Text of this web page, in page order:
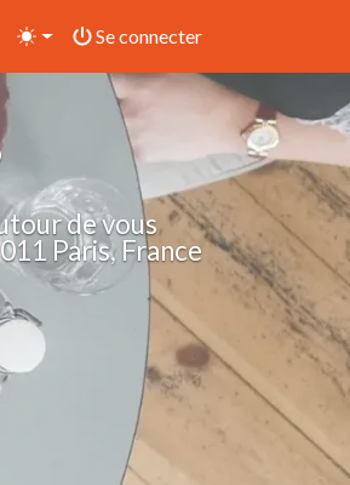
Se connecter
de vous
Paris, France